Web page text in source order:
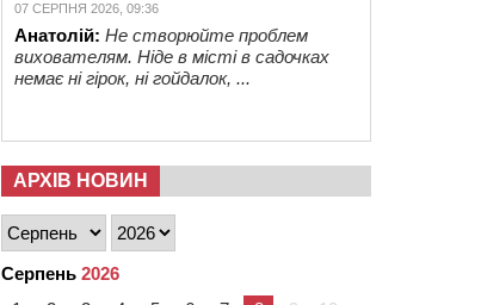
07 СЕРПНЯ 2026, 09:36
Анатолій: Не створюйте проблем
вихователям. Ніде в місті в садочках
немає ні гірок, ні гойдалок, ...
АРХІВ НОВИН
Серпень 2026